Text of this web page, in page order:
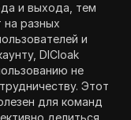
и выхода, тем
разных
и
DICloak
не
Этот
для команд